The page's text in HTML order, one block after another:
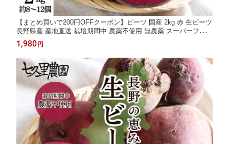
【まとめ買いで200円OFFクーポン】ビーツ 国産 2kg 赤 生ビーツ
長野県産 産地直送 栽培期間中 農薬不使用 無農薬 スーパーフード
西洋 野菜 ビートルート 葉酸 ポリフェノール カリウム beet beetr
oot ビーツ野菜 栄養 デトロイト・ダークレッドビーツ 食物繊維
ボルシチ
1,980円